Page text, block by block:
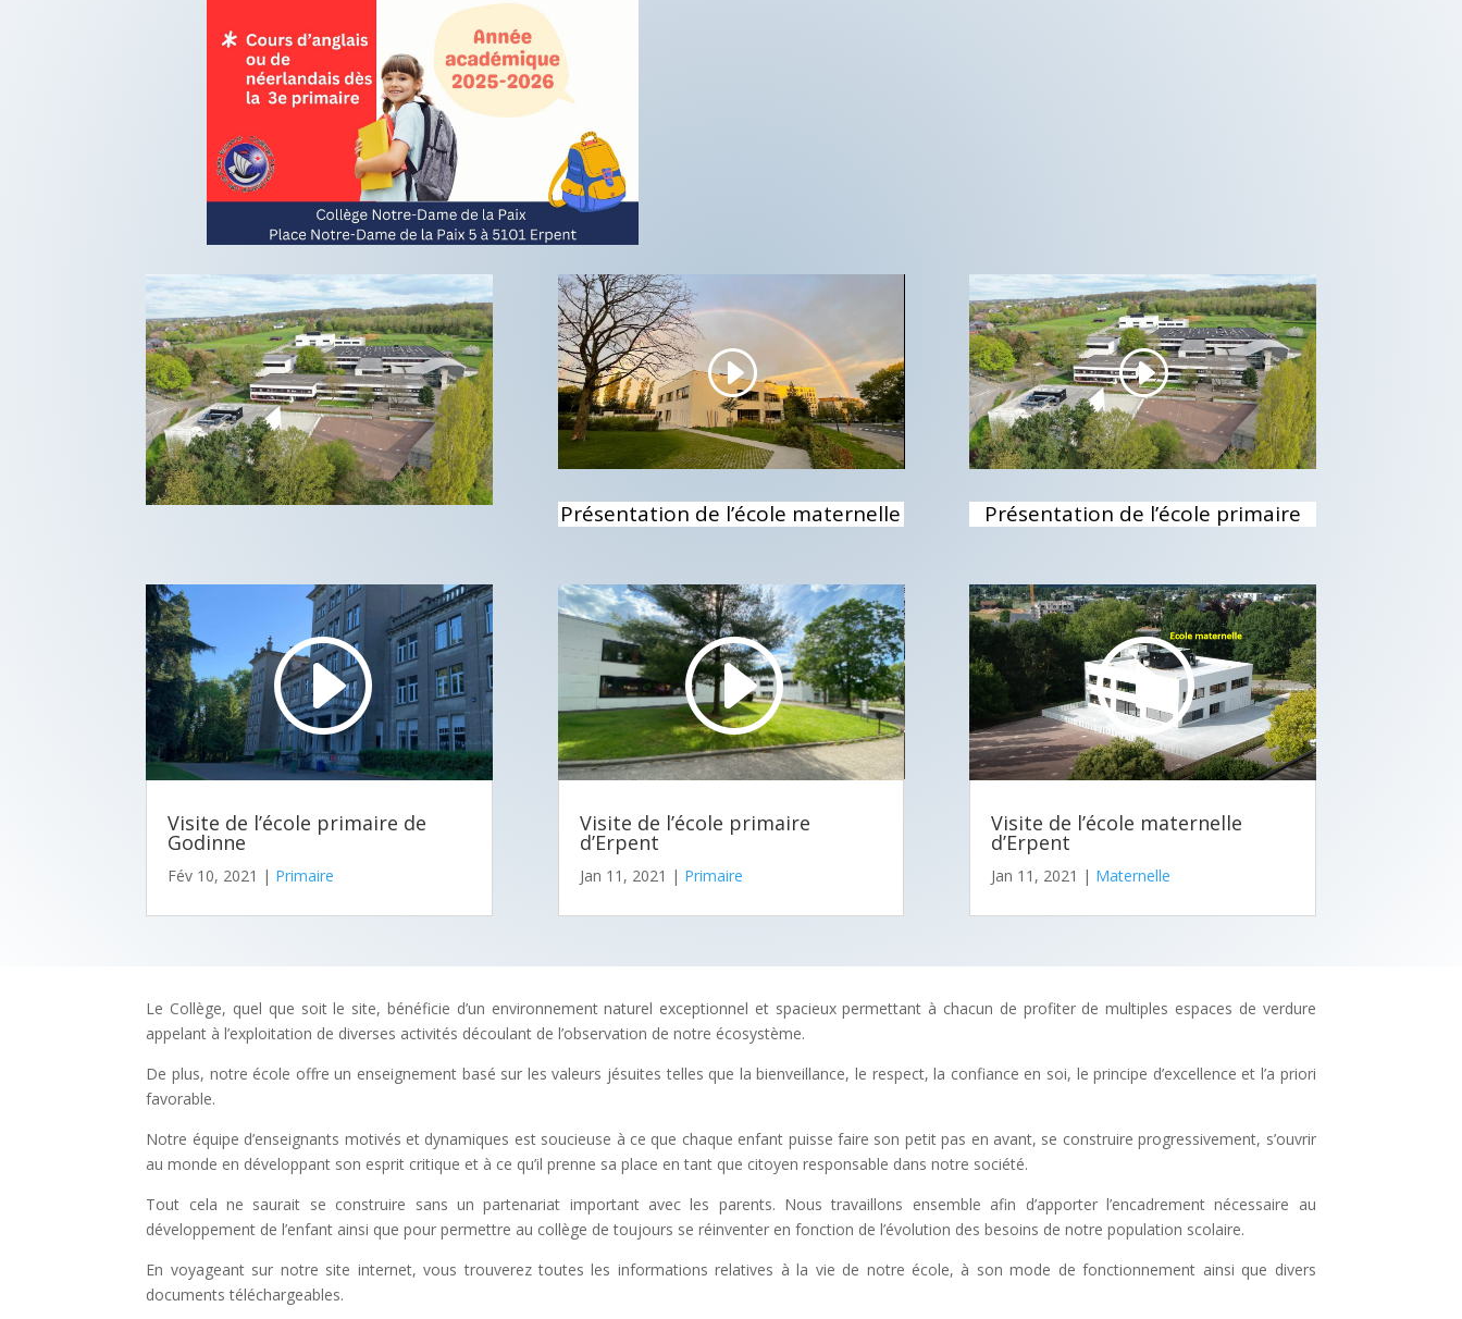
Présentation de l’école maternelle Présentation de l’école primaire
Lecteur
vidéo
00:00 02:54
Visite de l’école primaire de
Godinne
Fév 10, 2021 | Primaire
Lecteur
vidéo
00:00 02:28
Visite de l’école primaire
d’Erpent
Jan 11, 2021 | Primaire
Lecteur
vidéo
00:00 05:45
Visite de l’école maternelle
d’Erpent
Jan 11, 2021 | Maternelle
Le Collège, quel que soit le site, bénéficie d’un environnement naturel exceptionnel et spacieux permettant à chacun de profiter de multiples espaces de verdure
appelant à l’exploitation de diverses activités découlant de l’observation de notre écosystème.
De plus, notre école offre un enseignement basé sur les valeurs jésuites telles que la bienveillance, le respect, la confiance en soi, le principe d’excellence et l’a priori
favorable.
Notre équipe d’enseignants motivés et dynamiques est soucieuse à ce que chaque enfant puisse faire son petit pas en avant, se construire progressivement, s’ouvrir
au monde en développant son esprit critique et à ce qu’il prenne sa place en tant que citoyen responsable dans notre société.
Tout cela ne saurait se construire sans un partenariat important avec les parents. Nous travaillons ensemble afin d’apporter l’encadrement nécessaire au
développement de l’enfant ainsi que pour permettre au collège de toujours se réinventer en fonction de l’évolution des besoins de notre population scolaire.
En voyageant sur notre site internet, vous trouverez toutes les informations relatives à la vie de notre école, à son mode de fonctionnement ainsi que divers
documents téléchargeables.